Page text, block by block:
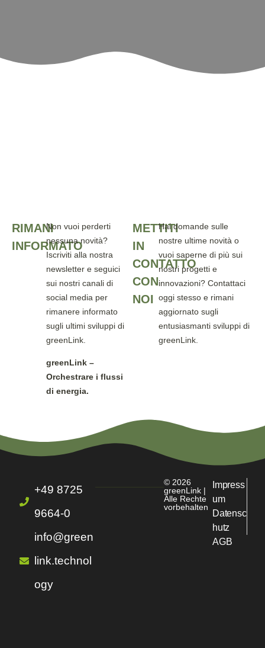
RIMANI
INFORMATO
Non vuoi perderti
nessuna novità?
Iscriviti alla nostra
newsletter e seguici
sui nostri canali di
social media per
rimanere informato
sugli ultimi sviluppi di
greenLink.
greenLink –
Orchestrare i flussi
di energia.
METTITI
IN
CONTATTO
CON
NOI
Hai domande sulle
nostre ultime novità o
vuoi saperne di più sui
nostri progetti e
innovazioni? Contattaci
oggi stesso e rimani
aggiornato sugli
entusiasmanti sviluppi di
greenLink.
+49 8725
9664-0
info@green
link.technol
ogy
© 2026
greenLink |
Alle Rechte
vorbehalten
Impress
um
Datensc
hutz
AGB